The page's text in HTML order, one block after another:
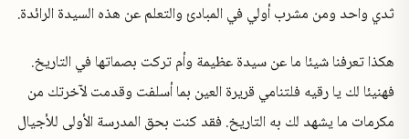
ثدي واحد ومن مشرب أولي في المبادئ والتعلم عن هذه السيدة الرائدة.
هكذا تعرفنا شيئا ما عن سيدة عظيمة وأم تركت بصماتها في التاريخ.
فهنيئا لك يا رقيه فلتنامي قريرة العين بما أسلفت وقدمت لآخرتك من
مكرمات ما يشهد لك به التاريخ. فقد كنت بحق المدرسة الأولى للأجيال